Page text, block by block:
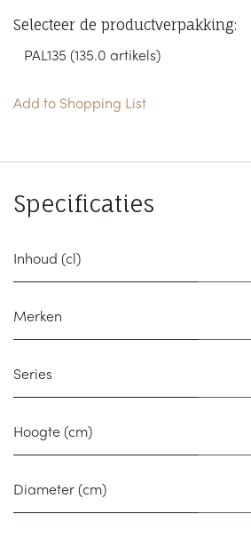
Selecteer de productverpakking:
Add to Shopping List
Specificaties
Inhoud (cl)
Merken
Series
Hoogte (cm)
Diameter (cm)